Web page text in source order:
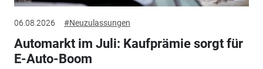
06.08.2026 #Neuzulassungen
Automarkt im Juli: Kaufprämie sorgt für
E-Auto-Boom